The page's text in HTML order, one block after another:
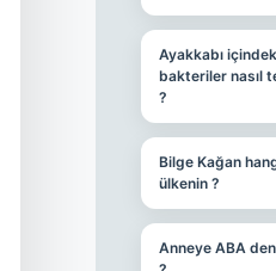
Ayakkabı
bakteriler nasıl
?
Bilge Kağan
ülkenin ?
Anneye ABA